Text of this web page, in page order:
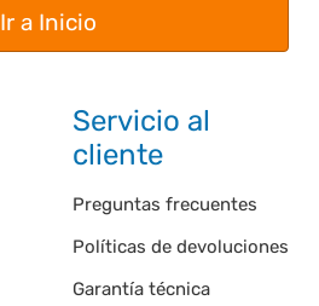
Ir a Inicio
Servicio al
cliente
Preguntas frecuentes
Políticas de devoluciones
Garantía técnica